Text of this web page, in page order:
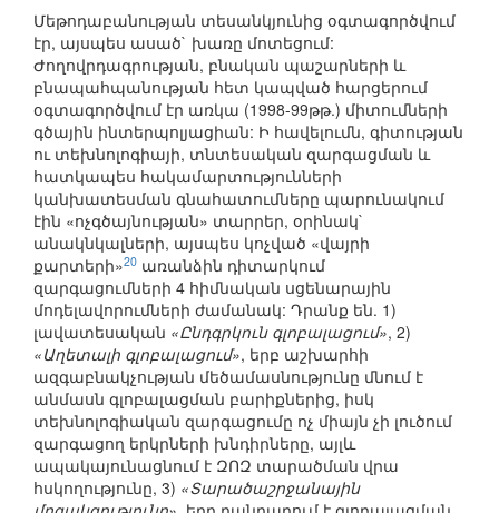
Մեթոդաբանության տեսանկյունից օգտագործվում
էր, այսպես ասած` խառը մոտեցում:
Ժողովրդագրության, բնական պաշարների և
բնապահպանության հետ կապված հարցերում
օգտագործվում էր առկա (1998-99թթ.) միտումների
գծային ինտերպոլյացիան: Ի հավելումն, գիտության
ու տեխնոլոգիայի, տնտեսական զարգացման և
հատկապես հակամարտությունների
կանխատեսման գնահատումները պարունակում
էին «ոչգծայնության» տարրեր, օրինակ`
անակնկալների, այսպես կոչված «վայրի
քարտերի»20 առանձին դիտարկում
զարգացումների 4 հիմնական սցենարային
մոդելավորումների ժամանակ: Դրանք են. 1)
լավատեսական «Ընդգրկուն գլոբալացում», 2)
«Աղետալի գլոբալացում», երբ աշխարհի
ազգաբնակչության մեծամասնությունը մնում է
անմասն գլոբալացման բարիքներից, իսկ
տեխնոլոգիական զարգացումը ոչ միայն չի լուծում
զարգացող երկրների խնդիրները, այլև
ապակայունացնում է ԶՈԶ տարածման վրա
հսկողությունը, 3) «Տարածաշրջանային